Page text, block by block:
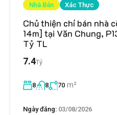
Nhà Bán Xác Thực
Chủ thiện chí bán nhà
14m] tại Văn Chung,
Tỷ TL
7.4Tỷ
8 8 70 m²
Ngày đăng: 03/08/2026